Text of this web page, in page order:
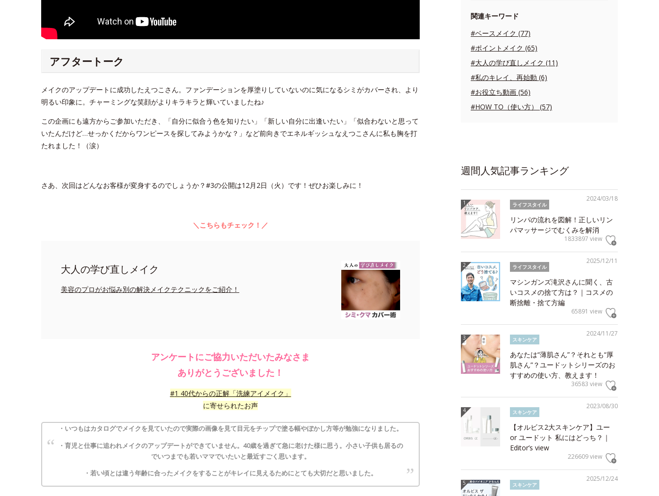
アフタートーク
メイクのアップデートに成功したえつこさん。ファンデーションを厚塗りしていないのに気になるシミがカバーされ、より
明るい印象に。チャーミングな笑顔がよりキラキラと輝いていましたね♪
この企画にも遠方からご参加いただき、「自分に似合う色を知りたい」「新しい自分に出逢いたい」「似合わないと思って
いたんだけど…せっかくだからワンピースを探してみようかな？」など前向きでエネルギッシュなえつこさんに私も胸を打
たれました！（涙）
さあ、次回はどんなお客様が変身するのでしょうか？#3の公開は12月2日（火）です！ぜひお楽しみに！
＼こちらもチェック！／
大人の学び直しメイク
美容のプロがお悩み別の解決メイクテクニックをご紹介！
アンケートにご協力いただいたみなさま
ありがとうございました！
#1 40代からの正解「洗練アイメイク」
に寄せられたお声
・いつもはカタログでメイクを見ていたので実際の画像を見て目元をチップで塗る幅やぼかし方等が勉強になりました。
・育児と仕事に追われメイクのアップデートができていません。40歳を過ぎて急に老けた様に思う。小さい子供も居るの
でいつまでも若いママでいたいと最近すごく思います。
・若い頃とは違う年齢に合ったメイクをすることがキレイに見えるためにとても大切だと思いました。
関連キーワード
#ベースメイク (77)
#ポイントメイク (65)
#大人の学び直しメイク (11)
#私のキレイ、再始動 (6)
#お役立ち動画 (56)
#HOW TO（使い方） (57)
週間人気記事ランキング
2024/03/18
ライフスタイル
リンパの流れを図解！正しいリン
パマッサージでむくみを解消
1833897 view
2025/12/11
ライフスタイル
マシンガンズ滝沢さんに聞く、古
いコスメの捨て方は？｜コスメの
断捨離・捨て方編
65891 view
2024/11/27
スキンケア
あなたは“薄肌さん”？それとも“厚
肌さん”？ユードットシリーズのお
すすめの使い方、教えます！
36583 view
2023/08/30
スキンケア
【オルビス2大スキンケア】ユー
or ユードット 私にはどっち？｜
Editor’s view
226609 view
2025/12/24
スキンケア